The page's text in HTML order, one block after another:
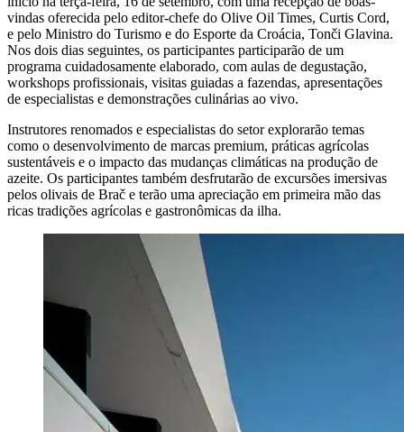
vindas oferecida pelo editor-chefe do Olive Oil Times, Curtis Cord,
e pelo Ministro do Turismo e do Esporte da Croácia, Tonči Glavina.
Nos dois dias seguintes, os participantes participarão de um
programa cuidadosamente elaborado, com aulas de degustação,
workshops profissionais, visitas guiadas a fazendas, apresentações
de especialistas e demonstrações culinárias ao vivo.
Instrutores renomados e especialistas do setor explorarão temas
como o desenvolvimento de marcas premium, práticas agrícolas
sustentáveis e o impacto das mudanças climáticas na produção de
azeite. Os participantes também desfrutarão de excursões imersivas
pelos olivais de Brač e terão uma apreciação em primeira mão das
ricas tradições agrícolas e gastronômicas da ilha.